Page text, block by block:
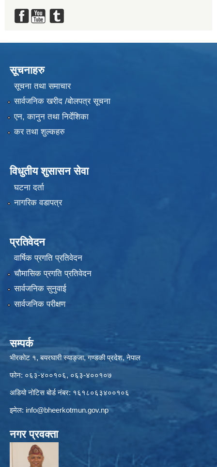
सूचनाहरु
सूचना तथा समाचार
सार्वजनिक खरीद /बोलपत्र सूचना
एन, कानुन तथा निर्देशिका
कर तथा शुल्कहरु
विधुतीय शुसासन सेवा
घटना दर्ता
नागरिक वडापत्र
प्रतिवेदन
वार्षिक प्रगति प्रतिवेदन
चौमासिक प्रगति प्रतिवेदन
सार्वजनिक सुनुवाई
सार्वजनिक परीक्षण
सम्पर्क
भीरकोट १, बयरघारी स्याङ्जा, गण्डकी प्रदेश, नेपाल
फोन: ०६३-४००१०६, ०६३-४००१०७
अडियो नोटिस बोर्ड नंबर: १६१८०६३४००१०६
इमेल: info@bheerkotmun.gov.np
नगर प्रवक्ता